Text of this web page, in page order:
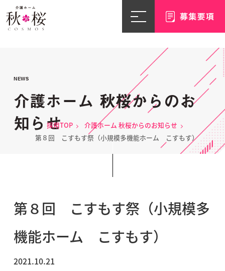
NEWS
介護ホーム 秋桜からのお
知らせ
採用TOP
介護ホーム 秋桜からのお知らせ
第８回 こすもす祭（小規模多機能ホーム こすもす）
第８回 こすもす祭（小規模多
機能ホーム こすもす）
2021.10.21